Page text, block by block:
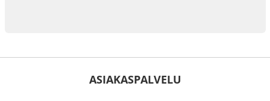
ASIAKASPALVELU